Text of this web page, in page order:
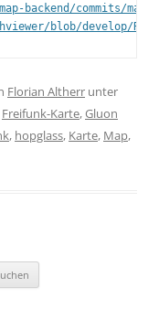
backend/commits/
blob/develop/
Florian Altherr unter
Freifunk-Karte,Gluon
, hopglass, Karte, Map,